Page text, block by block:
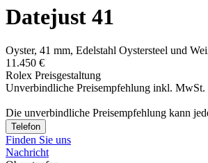
Datejust 41
Oyster, 41 mm, Edelstahl Oystersteel und
11.450 €
Rolex Preisgestaltung
Unverbindliche Preisempfehlung inkl. MwSt.
Die unverbindliche Preis­empfehlung kann
Telefon
Finden Sie uns
Nachricht